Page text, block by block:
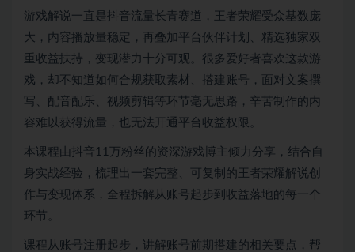
游戏解说一直是抖音流量长青赛道，王者荣耀受众基数庞
大，内容播放量稳定，再叠加平台伙伴计划、精选独家双
重收益扶持，变现潜力十分可观。很多爱好者喜欢这款游
戏，却不知道如何合规获取素材、搭建账号，面对文案撰
写、配音配乐、视频剪辑等环节毫无思路，辛苦制作的内
容难以获得流量，也无法开通平台收益权限。
本课程由抖音11万粉丝的资深游戏博主倾力分享，结合自
身实战经验，梳理出一套完整、可复制的王者荣耀解说创
作与变现体系，全程拆解从账号起步到收益落地的每一个
环节。
课程从账号注册起步，讲解账号前期搭建的相关要点，帮